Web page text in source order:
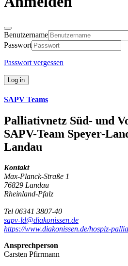
Benutzername
Passwort
Passwort vergessen
Log in
SAPV Teams
Palliativnetz Süd- und
SAPV-Team Speyer-
Landau
Kontakt
Max-Planck-Straße 1
76829 Landau
Rheinland-Pfalz
Tel 06341 3807-40
sapv-ld@diakonissen.de
https://www.diakonissen.de/hospiz-
Ansprechperson
Carsten Pfirrmann